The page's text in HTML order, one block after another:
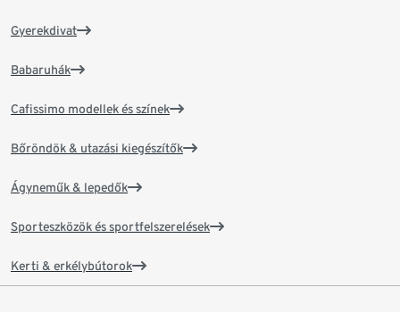
Gyerekdivat
Babaruhák
Cafissimo modellek és színek
Bőröndök & utazási kiegészítők
Ágyneműk & lepedők
Sporteszközök és sportfelszerelések
Kerti & erkélybútorok